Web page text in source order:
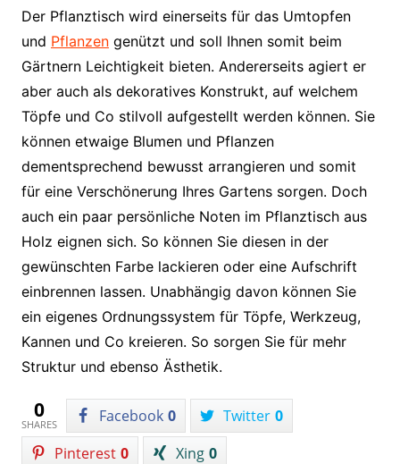
Der Pflanztisch wird einerseits für das Umtopfen
und Pflanzengenützt und soll Ihnen somit beim
Gärtnern Leichtigkeit bieten. Andererseits agiert er
aber auch als dekoratives Konstrukt, auf welchem
Töpfe und Co stilvoll aufgestellt werden können. Sie
können etwaige Blumen und Pflanzen
dementsprechend bewusst arrangieren und somit
für eine Verschönerung Ihres Gartens sorgen. Doch
auch ein paar persönliche Noten im Pflanztisch aus
Holz eignen sich. So können Sie diesen in der
gewünschten Farbe lackieren oder eine Aufschrift
einbrennen lassen. Unabhängig davon können Sie
ein eigenes Ordnungssystem für Töpfe, Werkzeug,
Kannen und Co kreieren. So sorgen Sie für mehr
Struktur und ebenso Ästhetik.
0
SHARES Facebook 0 Twitter 0
Pinterest 0 Xing 0